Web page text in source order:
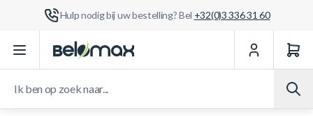
Hulp nodig bij uw bestelling? Bel +32(0)3 336 31 60
Ga naar de inhoud